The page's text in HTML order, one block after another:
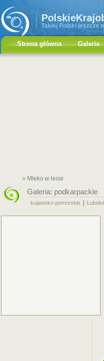
Takiej Polski jeszcze
Strona główna Galerie
» Mleko w lesie
Galeria: podkarpackie
kujawsko-pomorskie